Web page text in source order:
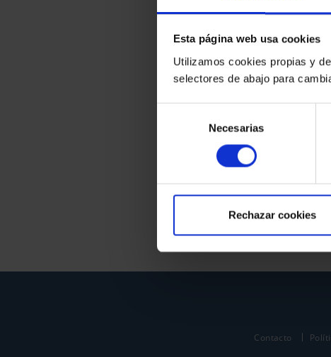
Esta página web usa cookies
Utilizamos cookies propias y
selectores de abajo para
consentimiento
Necesarias
Rechazar cookies
Solicitar
Contacto